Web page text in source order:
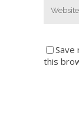
Save
this